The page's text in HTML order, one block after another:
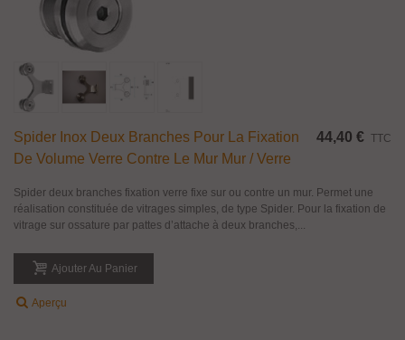
Spider Inox Deux Branches Pour La Fixation
De Volume Verre Contre Le Mur Mur / Verre
44,40 € TTC
Spider deux branches fixation verre fixe sur ou contre un mur. Permet une
réalisation constituée de vitrages simples, de type Spider. Pour la fixation de
vitrage sur ossature par pattes d’attache à deux branches,...
Ajouter Au Panier
Aperçu